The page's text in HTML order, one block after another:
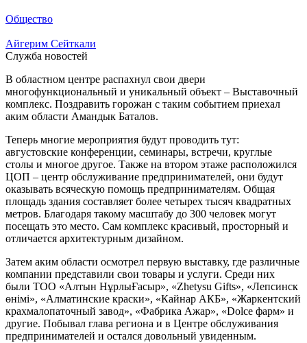
Общество
Айгерим Сейткали
Служба новостей
В областном центре распахнул свои двери
многофункциональный и уникальный объект – Выставочный
комплекс. Поздравить горожан с таким событием приехал
аким области Амандык Баталов.
Теперь многие мероприятия будут проводить тут:
августовские конференции, семинары, встречи, круглые
столы и многое другое. Также на втором этаже расположился
ЦОП – центр обслуживание предпринимателей, они будут
оказывать всяческую помощь предпринимателям. Общая
площадь здания составляет более четырех тысяч квадратных
метров. Благодаря такому масштабу до 300 человек могут
посещать это место. Сам комплекс красивый, просторный и
отличается архитектурным дизайном.
Затем аким области осмотрел первую выставку, где различные
компании представили свои товары и услуги. Среди них
были ТОО «Алтын НұрлыҒасыр», «Zhetysu Gifts», «Лепсинск
өнімі», «Алматинские краски», «Кайнар АКБ», «Жаркентский
крахмалопаточный завод», «Фабрика Ажар», «Dolce фарм» и
другие. Побывал глава региона и в Центре обслуживания
предпринимателей и остался довольный увиденным.